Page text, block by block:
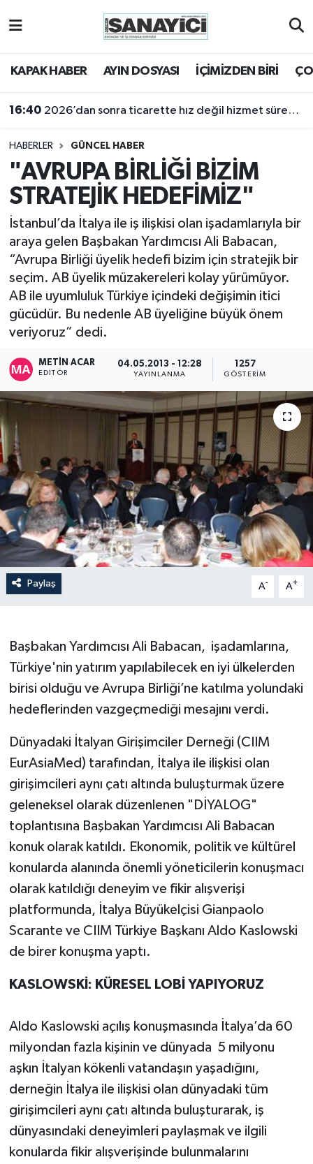
KAPAK HABER AYIN DOSYASI İÇİMİZDEN BİRİ
16:40 2026’dan sonra ticarette hız değil hizmet sürekliliği öne çıkacak
HABERLER GÜNCEL HABER
"AVRUPA BİRLİĞİ BİZİM
STRATEJİK HEDEFİMİZ"
İstanbul’da İtalya ile iş ilişkisi olan işadamlarıyla bir
araya gelen Başbakan Yardımcısı Ali Babacan,
“Avrupa Birliği üyelik hedefi bizim için stratejik bir
seçim. AB üyelik müzakereleri kolay yürümüyor.
AB ile uyumluluk Türkiye içindeki değişimin itici
gücüdür. Bu nedenle AB üyeliğine büyük önem
veriyoruz” dedi.
METIN ACAR
EDITÖR
04.05.2013 - 12:28
YAYINLANMA
1257
GÖSTERIM
Paylaş A- A+
Başbakan Yardımcısı Ali Babacan, işadamlarına,
Türkiye'nin yatırım yapılabilecek en iyi ülkelerden
birisi olduğu ve Avrupa Birliği’ne katılma yolundaki
hedeflerinden vazgeçmediği mesajını verdi.
Dünyadaki İtalyan Girişimciler Derneği (CIIM
EurAsiaMed) tarafından, İtalya ile ilişkisi olan
girişimcileri aynı çatı altında buluşturmak üzere
geleneksel olarak düzenlenen "DİYALOG"
toplantısına Başbakan Yardımcısı Ali Babacan
konuk olarak katıldı. Ekonomik, politik ve kültürel
konularda alanında önemli yöneticilerin konuşmacı
olarak katıldığı deneyim ve fikir alışverişi
platformunda, İtalya Büyükelçisi Gianpaolo
Scarante ve CIIM Türkiye Başkanı Aldo Kaslowski
de birer konuşma yaptı.
KASLOWSKİ: KÜRESEL LOBİ YAPIYORUZ
Aldo Kaslowski açılış konuşmasında İtalya’da 60
milyondan fazla kişinin ve dünyada 5 milyonu
aşkın İtalyan kökenli vatandaşın yaşadığını,
derneğin İtalya ile ilişkisi olan dünyadaki tüm
girişimcileri aynı çatı altında buluşturarak, iş
dünyasındaki deneyimleri paylaşmak ve ilgili
konularda fikir alışverişinde bulunmalarını
Tekirdağ Nöbetçi Eczaneler
Tekirdağ Trafik Yoğunluk Haritası
Süper Lig Puan Durumu ve Fikstür
Tüm Manşetler
Son Dakika Haberleri
Haber Arşivi